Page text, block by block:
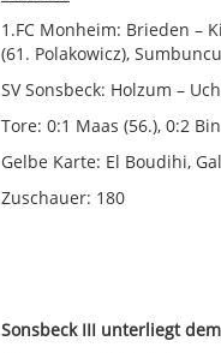
1.FC Monheim: Brieden –
(61. Polakowicz),
SV Sonsbeck: Holzum –
Tore: 0:1 Maas (56.), 0:2
Gelbe Karte: El Boudihi,
Zuschauer: 180
Sonsbeck III unterliegt